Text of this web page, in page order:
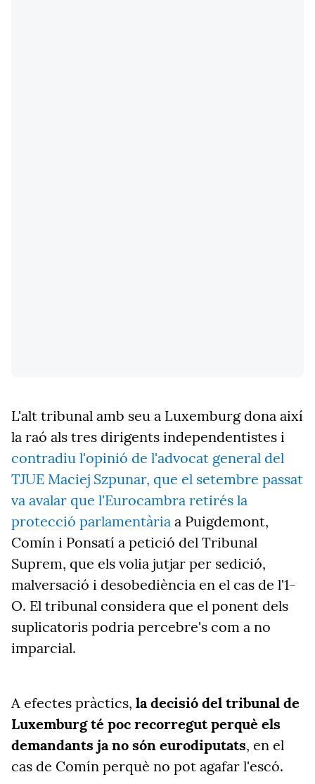
L'alt tribunal amb seu a Luxemburg dona així
la raó als tres dirigents independentistes i
contradiu l'opinió de l'advocat general del
TJUE Maciej Szpunar, que el setembre passat
va avalar que l'Eurocambra retirés la
protecció parlamentària a Puigdemont,
Comín i Ponsatí a petició del Tribunal
Suprem, que els volia jutjar per sedició,
malversació i desobediència en el cas de l'1-
O. El tribunal considera que el ponent dels
suplicatoris podria percebre's com a no
imparcial.
A efectes pràctics, la decisió del tribunal de
Luxemburg té poc recorregut perquè els
demandants ja no són eurodiputats, en el
cas de Comín perquè no pot agafar l'escó.